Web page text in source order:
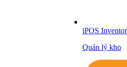
iPOS
Quản lý kho